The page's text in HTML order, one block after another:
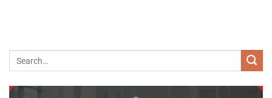
2 tỷ 990 triệu